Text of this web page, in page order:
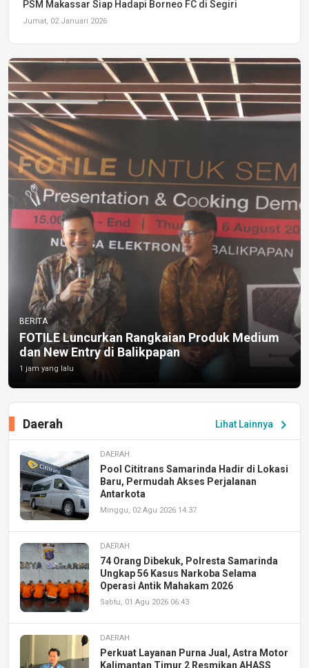
PSM Makassar Siap Hadapi Borneo FC di Segiri
Jumat, 02 Januari 2026
BERITA
FOTILE Luncurkan Rangkaian Produk Medium
dan New Entry di Balikpapan
1 jam yang lalu
Lihat Lainnya chevron_right
Daerah
DAERAH
Pool Cititrans Samarinda Hadir di Lokasi
Baru, Permudah Akses Perjalanan
Antarkota
Minggu, 02 Agu 2026 14:37
DAERAH
74 Orang Dibekuk, Polresta Samarinda
Ungkap 56 Kasus Narkoba Selama
Operasi Antik Mahakam 2026
Sabtu, 01 Agu 2026 06:43
DAERAH
Perkuat Layanan Purna Jual, Astra Motor
Kalimantan Timur 2 Resmikan AHASS